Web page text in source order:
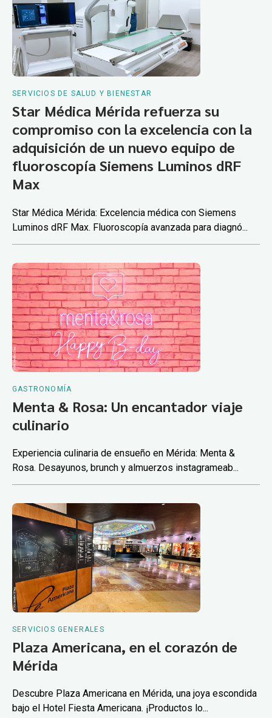
SERVICIOS DE SALUD Y BIENESTAR
Star Médica Mérida refuerza su
compromiso con la excelencia con la
adquisición de un nuevo equipo de
fluoroscopía Siemens Luminos dRF
Max
Star Médica Mérida: Excelencia médica con Siemens
Luminos dRF Max. Fluoroscopía avanzada para diagnó...
GASTRONOMÍA
Menta & Rosa: Un encantador viaje
culinario
Experiencia culinaria de ensueño en Mérida: Menta &
Rosa. Desayunos, brunch y almuerzos instagrameab...
SERVICIOS GENERALES
Plaza Americana, en el corazón de
Mérida
Descubre Plaza Americana en Mérida, una joya escondida
bajo el Hotel Fiesta Americana. ¡Productos lo...